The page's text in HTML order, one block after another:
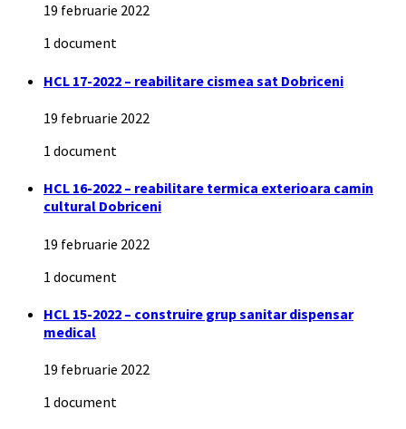
19 februarie 2022
1 document
HCL 17-2022 – reabilitare cismea sat Dobriceni
19 februarie 2022
1 document
HCL 16-2022 – reabilitare termica exterioara camin
cultural Dobriceni
19 februarie 2022
1 document
HCL 15-2022 – construire grup sanitar dispensar
medical
19 februarie 2022
1 document